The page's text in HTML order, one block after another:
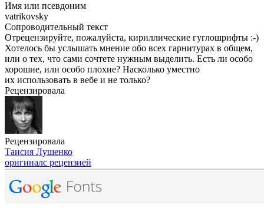
Имя или псевдоним
vatrikovsky
Сопроводительный текст
Отрецензируйте, пожалуйста, кириллические гуглошрифты :-)
Хотелось бы услышать мнение обо всех гарнитурах в общем,
или о тех, что сами сочтете нужным выделить. Есть ли особо
хорошие, или особо плохие? Насколько уместно
их использовать в вебе и не только?
Рецензировала
Рецензировала
Таисия Лушенко
оригиналс рецензией